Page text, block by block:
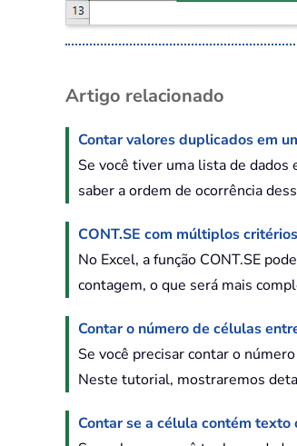
Artigo relacionado
Contar valores duplicados em
Se você tiver uma lista de dados
saber a ordem de ocorrência
CONT.SE com múltiplos
No Excel, a função CONT.SE
contagem, o que será mais
Contar o número de células
Se você precisar contar o
Neste tutorial, mostraremos
Contar se a célula contém